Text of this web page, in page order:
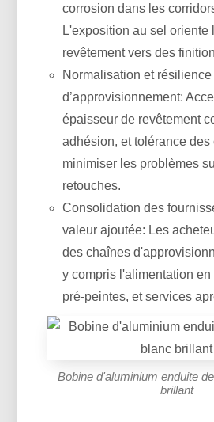
corrosion dans les
L'exposition au sel oriente
revêtement vers des
Normalisation et
d’approvisionnement:
épaisseur de revêtement
adhésion, et tolérance
minimiser les problèmes
retouches.
Consolidation des
valeur ajoutée: Les
des chaînes
y compris l'alimentation
pré-peintes, et services
Bobine d'aluminium enduite
brillant